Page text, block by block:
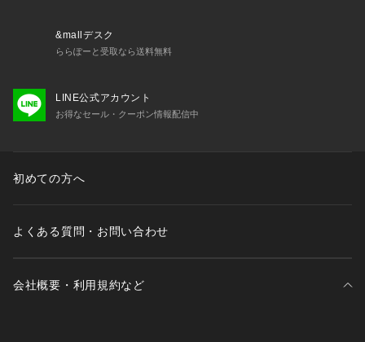
&mallデスク
ららぽーと受取なら送料無料
LINE公式アカウント
お得なセール・クーポン情報配信中
初めての方へ
よくある質問・お問い合わせ
会社概要・利用規約など